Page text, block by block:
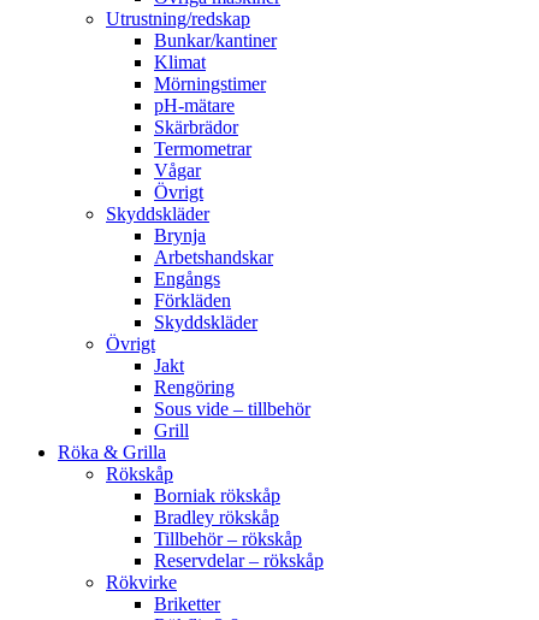
Utrustning/redskap
Bunkar/kantiner
Klimat
Mörningstimer
pH-mätare
Skärbrädor
Termometrar
Vågar
Övrigt
Skyddskläder
Brynja
Arbetshandskar
Engångs
Förkläden
Skyddskläder
Övrigt
Jakt
Rengöring
Sous vide – tillbehör
Grill
Röka & Grilla
Rökskåp
Borniak rökskåp
Bradley rökskåp
Tillbehör – rökskåp
Reservdelar – rökskåp
Rökvirke
Briketter